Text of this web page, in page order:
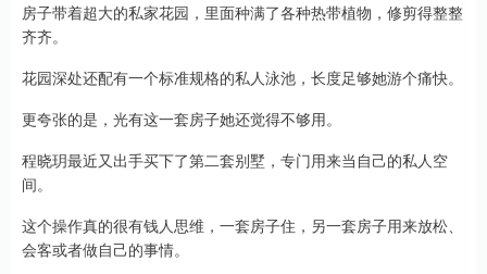
房子带着超大的私家花园，里面种满了各种热带植物，修剪得整整
齐齐。
花园深处还配有一个标准规格的私人泳池，长度足够她游个痛快。
更夸张的是，光有这一套房子她还觉得不够用。
程晓玥最近又出手买下了第二套别墅，专门用来当自己的私人空
间。
这个操作真的很有钱人思维，一套房子住，另一套房子用来放松、
会客或者做自己的事情。